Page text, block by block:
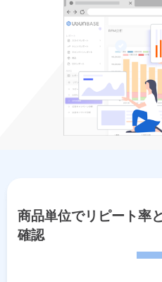
商品単位でリピート率
確認